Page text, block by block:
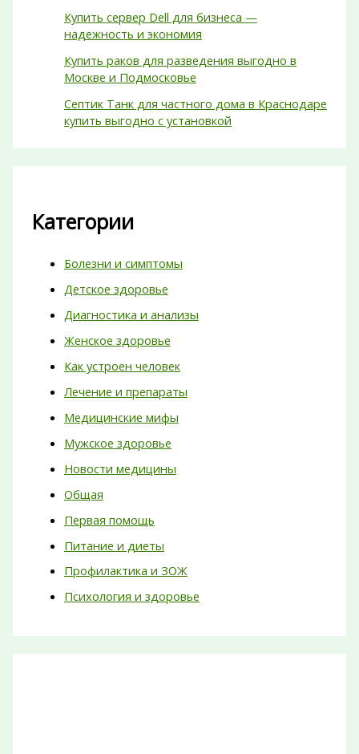
Купить сервер Dell для бизнеса —
надежность и экономия
Купить раков для разведения выгодно в
Москве и Подмосковье
Септик Танк для частного дома в Краснодаре
купить выгодно с установкой
Категории
Болезни и симптомы
Детское здоровье
Диагностика и анализы
Женское здоровье
Как устроен человек
Лечение и препараты
Медицинские мифы
Мужское здоровье
Новости медицины
Общая
Первая помощь
Питание и диеты
Профилактика и ЗОЖ
Психология и здоровье